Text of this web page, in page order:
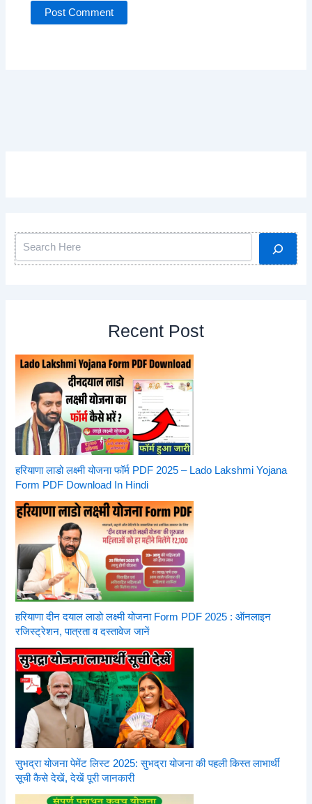
Search
Recent Post
हरियाणा लाडो लक्ष्मी योजना फॉर्म PDF 2025 – Lado Lakshmi Yojana
Form PDF Download In Hindi
हरियाणा दीन दयाल लाडो लक्ष्मी योजना Form PDF 2025 : ऑनलाइन
रजिस्ट्रेशन, पात्रता व दस्तावेज जानें
सुभद्रा योजना पेमेंट लिस्ट 2025: सुभद्रा योजना की पहली किस्त लाभार्थी
सूची कैसे देखें, देखें पूरी जानकारी